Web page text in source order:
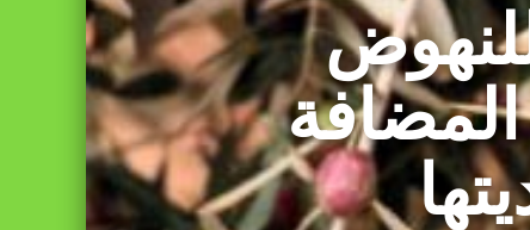
دوما نصيبه منها” (مصدر حكومي)
أمام نظيره السنغالي (0-0)
مضللة (الناطق الرسمي باسم وزارة الداخلية)